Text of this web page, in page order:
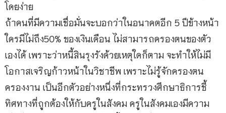
โดยง่าย
ถ้าคนที่มีความเชื่อมั่นจะบอกว่าในอนาคตอีก 5 ปีข้างหน้า
ใครมีไม่ถึง50% ของเงินเดือน ไม่สามารถครองตนของตัว
เองได้ เพราะว่าหนี้สินรุงรังด้วยเหตุใดก็ตาม จะทำให้ไม่มี
โอกาสเจริญก้าวหน้าในวิชาชีพ เพราะไม่รู้จักครองตน
ครองงาน เป็นอีกตัวอย่างหนึ่งที่กระทรวงศึกษาธิการชี้
ทิศทางที่ถูกต้องให้กับครูในสังคม ครูในสังคมเองมีความ